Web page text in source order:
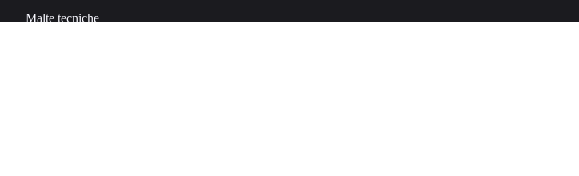
Malte tecniche